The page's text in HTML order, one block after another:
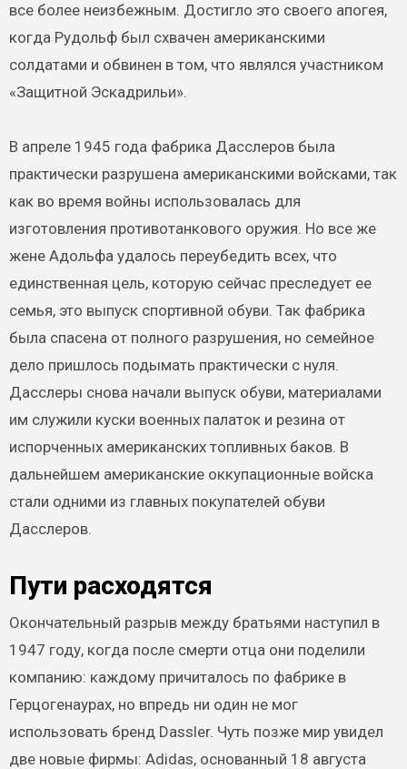
все более неизбежным. Достигло это своего апогея,
когда Рудольф был схвачен американскими
солдатами и обвинен в том, что являлся участником
«Защитной Эскадрильи».
В апреле 1945 года фабрика Дасслеров была
практически разрушена американскими войсками, так
как во время войны использовалась для
изготовления противотанкового оружия. Но все же
жене Адольфа удалось переубедить всех, что
единственная цель, которую сейчас преследует ее
семья, это выпуск спортивной обуви. Так фабрика
была спасена от полного разрушения, но семейное
дело пришлось подымать практически с нуля.
Дасслеры снова начали выпуск обуви, материалами
им служили куски военных палаток и резина от
испорченных американских топливных баков. В
дальнейшем американские оккупационные войска
стали одними из главных покупателей обуви
Дасслеров.
Пути расходятся
Окончательный разрыв между братьями наступил в
1947 году, когда после смерти отца они поделили
компанию: каждому причиталось по фабрике в
Герцогенаурах, но впредь ни один не мог
использовать бренд Dassler. Чуть позже мир увидел
две новые фирмы: Adidas, основанный 18 августа